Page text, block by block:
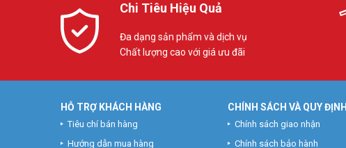
Chi Tiêu Hiệu Quả
Đa dạng sản phẩm và dịch vụ
Chất lượng cao với giá ưu đãi
HỖ TRỢ KHÁCH HÀNG
Tiêu chí bán hàng
Hướng dẫn mua hàng
CHÍNH SÁCH VÀ QUY ĐỊNH
Chính sách giao nhận
Chính sách bảo hành